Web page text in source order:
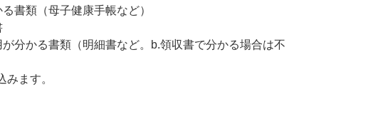
書類（母子健康手帳など）
分かる書類（明細書など。b.領収書で分かる場合は不
ます。